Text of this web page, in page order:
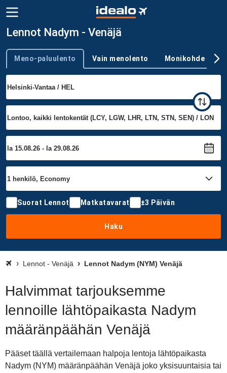
Lennot Nadym - Venäjä
Trip type
Meno-paluulento Vain menolento Monikohde
Suorat Lennot Matkatavarat ±3 Päivän
Haku
Lennot - Venäjä Lennot Nadym (NYM) Venäjä
Halvimmat tarjouksemme
lennoille lähtöpaikasta Nadym
määränpäähän Venäjä
Pääset täällä vertailemaan halpoja lentoja lähtöpaikasta
Nadym (NYM) määränpäähän Venäjä joko yksisuuntaisia tai